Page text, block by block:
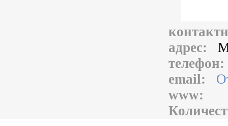
адрес:
email:
www: